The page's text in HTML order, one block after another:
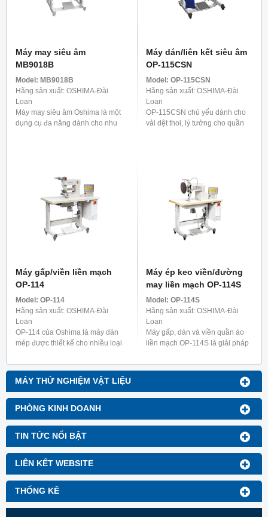
MÁY THỬ NGHIỆM VẬT LIỆU
PHÒNG KINH DOANH
TIN TỨC NỔI BẬT
LIÊN KẾT WEBSITE
THỐNG KÊ
Máy may siêu âm
MB9018B
Model: MB9018B
Hãng sản xuất: OSHIMA-Đài
Loan
Máy may siêu âm Oshima là một
dụng cụ đa năng dành cho nhu
Máy dán/liên kết siêu âm
OP-115CSN
Model: OP-115CSN
Hãng sản xuất: OSHIMA-Đài
Loan
OP-115CSN chủ yếu dành cho
vải dệt thoi, lý tưởng cho quần
Máy gấp/viền liền mạch
OP-114
Model: OP-114
Hãng sản xuất: OSHIMA-Đài
Loan
OP-114 của Oshima là máy dán
mép được thiết kế cho nhiều loại
lót nữ, áo sơ mi và quần áo chức
năng như ...
Máy ép keo viền/đường
may liền mạch OP-114S
Model: OP-114S
Hãng sản xuất: OSHIMA-Đài
Loan
Máy gấp, dán và viền quần áo
liền mạch OP-114S là giải pháp
mặc khác nhau. Dòng S được